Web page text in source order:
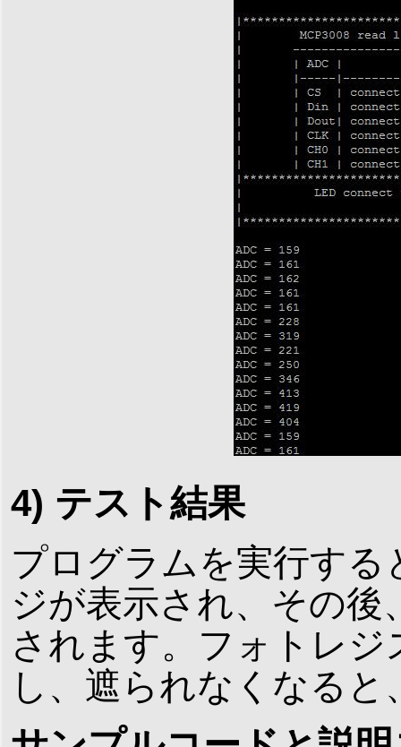
4) テスト結果
プログラムを実行す
ジが表示され、その
されます。フォトレ
し、遮られなくなる